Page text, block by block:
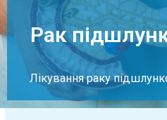
Рак
Лікування раку